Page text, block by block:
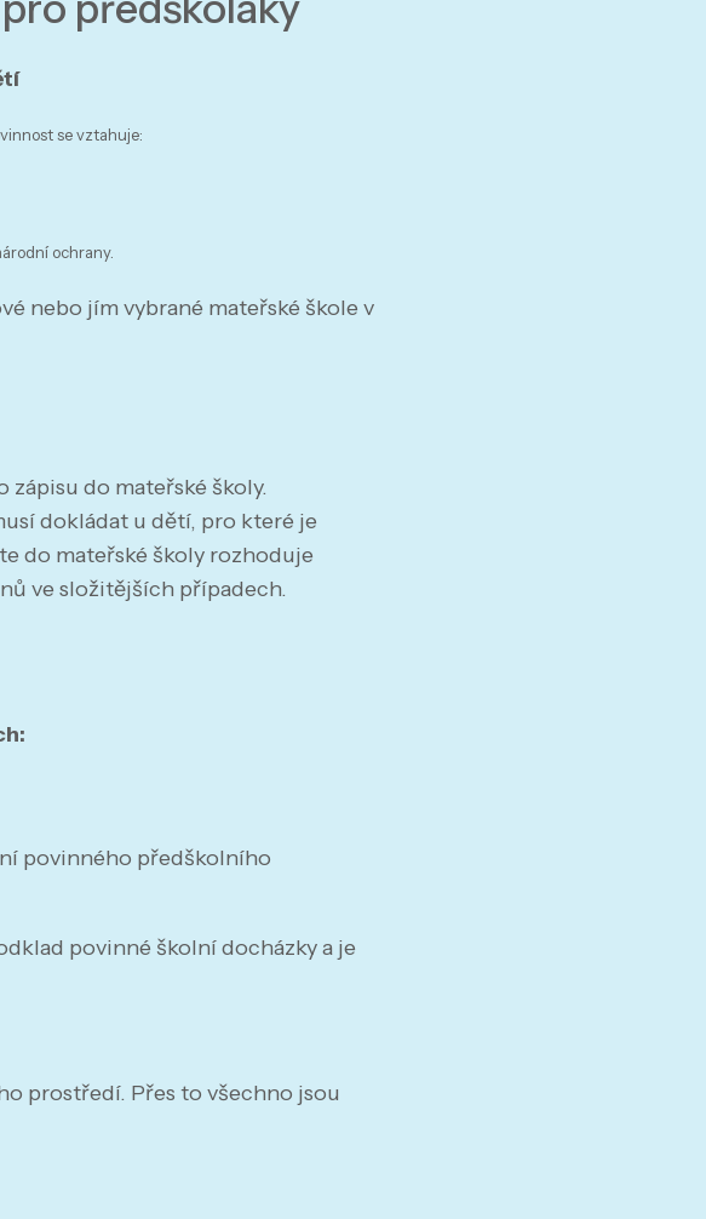
se vztahuje:
ochrany.
nebo jím vybrané mateřské škole v
do mateřské školy.
dokládat u dětí, pro které je
do mateřské školy rozhoduje
ve složitějších případech.
povinného předškolního
povinné školní docházky a je
prostředí. Přes to všechno jsou